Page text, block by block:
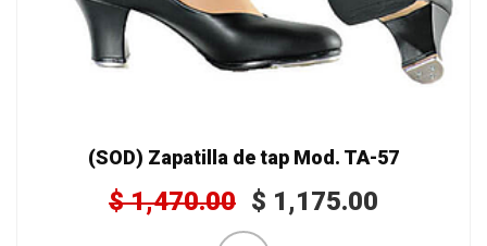
(SOD) Zapatilla de tap Mod. TA-57
$1,470.00 $ 1,175.00